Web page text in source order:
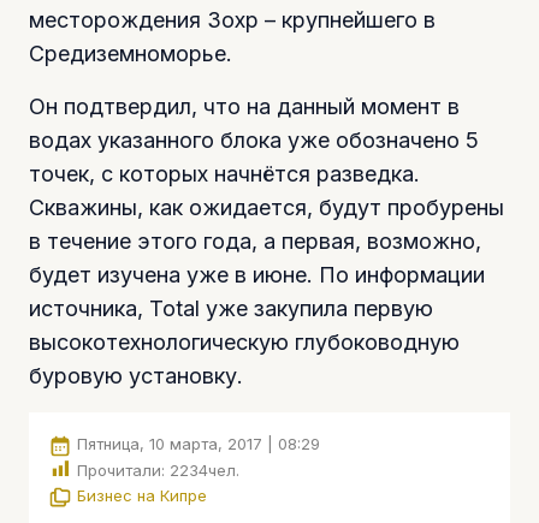
месторождения Зохр – крупнейшего в
Средиземноморье.
Он подтвердил, что на данный момент в
водах указанного блока уже обозначено 5
точек, с которых начнётся разведка.
Скважины, как ожидается, будут пробурены
в течение этого года, а первая, возможно,
будет изучена уже в июне. По информации
источника, Total уже закупила первую
высокотехнологическую глубоководную
буровую установку.
Пятница, 10 марта, 2017 | 08:29
Прочитали: 2234чел.
Бизнес на Кипре